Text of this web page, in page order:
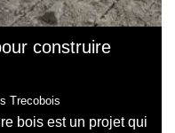
construire
Trecobois
bois est un projet qui